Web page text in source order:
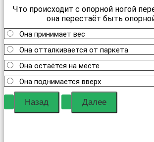
Что происходит с опорной ногой
она перестаёт быть
Она принимает вес
Она отталкивается от паркета
Она остаётся на месте
Она поднимается вверх